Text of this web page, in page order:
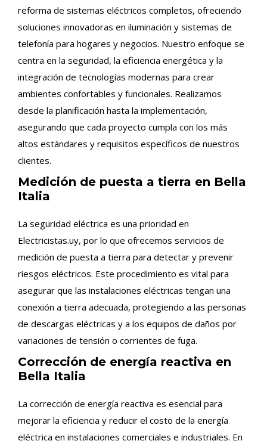
reforma de sistemas eléctricos completos, ofreciendo
soluciones innovadoras en iluminación y sistemas de
telefonía para hogares y negocios. Nuestro enfoque se
centra en la seguridad, la eficiencia energética y la
integración de tecnologías modernas para crear
ambientes confortables y funcionales. Realizamos
desde la planificación hasta la implementación,
asegurando que cada proyecto cumpla con los más
altos estándares y requisitos específicos de nuestros
clientes.
Medición de puesta a tierra en Bella
Italia
La seguridad eléctrica es una prioridad en
Electricistas.uy, por lo que ofrecemos servicios de
medición de puesta a tierra para detectar y prevenir
riesgos eléctricos. Este procedimiento es vital para
asegurar que las instalaciones eléctricas tengan una
conexión a tierra adecuada, protegiendo a las personas
de descargas eléctricas y a los equipos de daños por
variaciones de tensión o corrientes de fuga.
Corrección de energía reactiva en
Bella Italia
La corrección de energía reactiva es esencial para
mejorar la eficiencia y reducir el costo de la energía
eléctrica en instalaciones comerciales e industriales. En